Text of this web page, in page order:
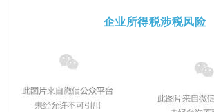
企业所得税涉税风险